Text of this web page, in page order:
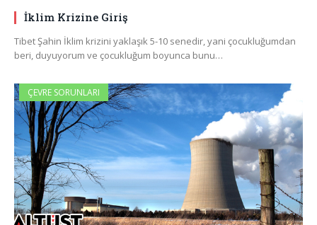
İklim Krizine Giriş
Tibet Şahin İklim krizini yaklaşık 5-10 senedir, yani çocukluğumdan
beri, duyuyorum ve çocukluğum boyunca bunu…
ÇEVRE SORUNLARI